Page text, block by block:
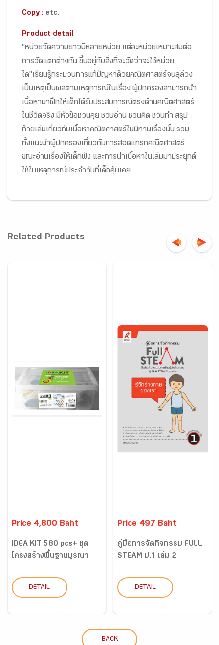
Copy : etc.
Product detail
"หน่วยวัดความยาวมีหลายหน่วย แต่ละหน่วยเหมาะสมต่อ
การวัดแตกต่างกัน ขึ้นอยู่กับสิ่งที่จะวัดว่าจะใช้หน่วย
ใด"เรียนรู้กระบวนการแก้ปัญหาด้วยคณิตศาสตร์จนลุล่วง
เป็นเหตุเป็นผลตามเหตุการณ์ในเรื่อง ผู้ปกครองสามารถนำ
เนื้อหามาฝึกให้เด็กได้รับประสบการณ์ตรงด้านคณิตศาสตร์
ในชีวิตจริง มีหัวข้อชวนคุย ชวนอ่าน ชวนคิด ชวนทำ สรุป
ท้ายเล่มเกี่ยวกับเนื้อหาคณิตศาสตร์ในนิทานเรื่องนั้น รวม
ทั้งแนะนำผู้ปกครองเกี่ยวกับการสอดแทรกคณิตศาสตร์
ขณะอ่านเรื่องให้เด็กฟัง และการนำเนื้อหาในเล่มมาประยุกต์
ใช้ในเหตุการณ์ประจำวันที่เด็กคุ้นเคย
Related Products
Price 4,800 Baht
IDEA KIT 580 pcs+ ชุด
โครงสร้างพื้นฐานบูรณา
DETAIL
Price 497 Baht
คู่มือการจัดกิจกรรม FULL
STEAM ป.1 เล่ม 2
DETAIL
BACK